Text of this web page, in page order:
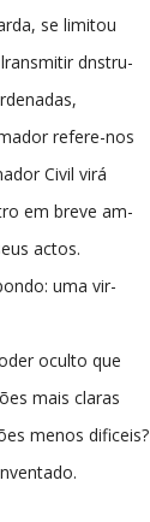
se limitou
dnstru-
refere-nos
Civil virá
em breve am-
actos.
uma vir-
oculto que
mais claras
menos dificeis?